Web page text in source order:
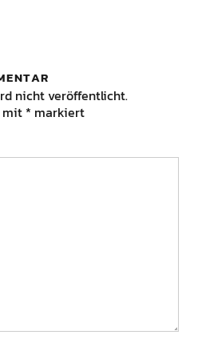
nicht veröffentlicht.
mit * markiert